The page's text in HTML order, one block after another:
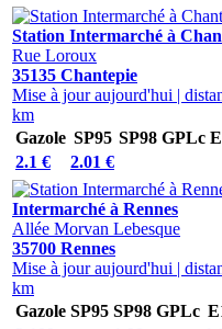
Station Intermarché à
Rue Loroux
35135 Chantepie
Mise à jour aujourd'hui |
km
Gazole SP95 SP98 GPLc
2.1 €
2.01 €
Intermarché à Rennes
Allée Morvan Lebesque
35700 Rennes
Mise à jour aujourd'hui |
km
Gazole SP95 SP98 GPLc